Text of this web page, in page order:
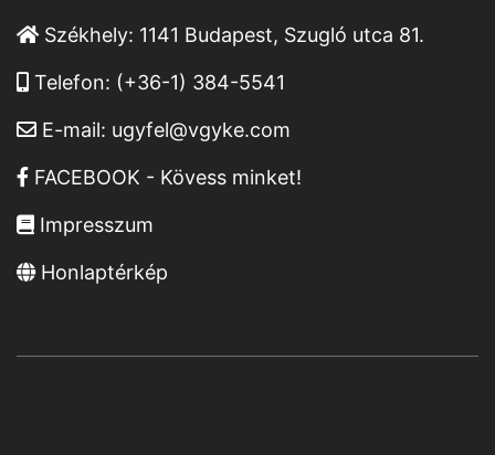
Székhely: 1141 Budapest, Szugló utca 81.
Telefon: (+36-1) 384-5541
E-mail: ugyfel@vgyke.com
FACEBOOK - Kövess minket!
Impresszum
Honlaptérkép